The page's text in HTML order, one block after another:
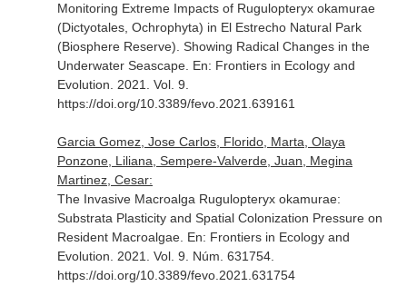
Monitoring Extreme Impacts of Rugulopteryx okamurae
(Dictyotales, Ochrophyta) in El Estrecho Natural Park
(Biosphere Reserve). Showing Radical Changes in the
Underwater Seascape. En: Frontiers in Ecology and
Evolution . 2021. Vol. 9.
https://doi.org/10.3389/fevo.2021.639161
Garcia Gomez, Jose Carlos, Florido, Marta, Olaya
Ponzone, Liliana, Sempere-Valverde, Juan, Megina
Martinez, Cesar:
The Invasive Macroalga Rugulopteryx okamurae:
Substrata Plasticity and Spatial Colonization Pressure on
Resident Macroalgae. En: Frontiers in Ecology and
Evolution . 2021. Vol. 9. Núm. 631754.
https://doi.org/10.3389/fevo.2021.631754